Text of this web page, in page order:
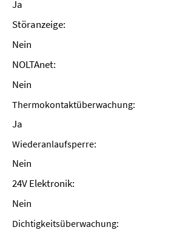
Ja
Störanzeige:
Nein
NOLTAnet:
Nein
Thermokontaktüberwachung:
Ja
Wiederanlaufsperre:
Nein
24V Elektronik:
Nein
Dichtigkeitsüberwachung: